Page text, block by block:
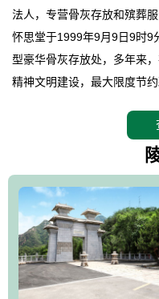
法人，专营骨灰存放和殡葬服
怀思堂于1999年9月9日9时9
型豪华骨灰存放处，多年来
精神文明建设，最大限度节
怀思堂辖区面积15万平方米
筑有：怀思堂豪华墓室、礼
仲、无字碑、香灯等。典型
顶，朱砂红的门、窗、柱、
铺成的路面和台阶，洒落其
气势宏伟、古朴端庄、别具
术描绘的抽象派创意绘画，